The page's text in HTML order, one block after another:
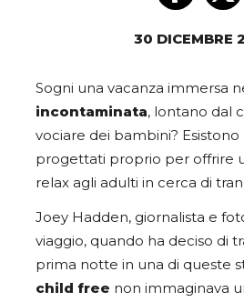
30 DICEMBRE
Sogni una vacanza immersa
incontaminata, lontano dal
vociare dei bambini? Esistono
progettati proprio per offrire
relax agli adulti in cerca di
Joey Hadden, giornalista e
viaggio, quando ha deciso di
prima notte in una di queste
child free non immaginava